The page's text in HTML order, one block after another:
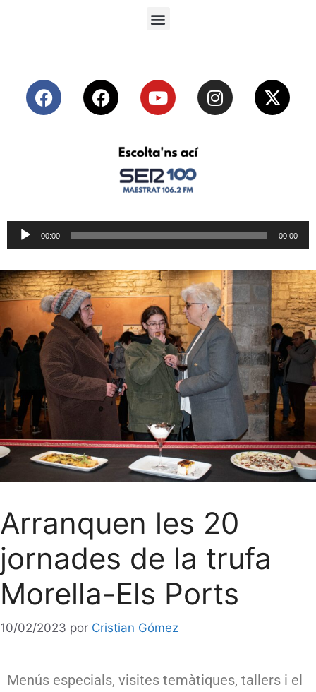
Reproductor
de
00:00 00:00
Arranquen les 20
jornades de la trufa
Morella-Els Ports
10/02/2023 por Cristian Gómez
Menús especials, visites temàtiques, tallers i el